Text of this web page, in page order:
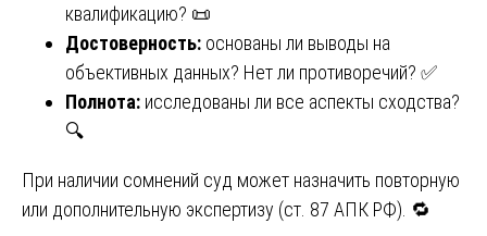
квалификацию? 📜
Достоверность: основаны ли выводы на
объективных данных? Нет ли противоречий? ✅
Полнота: исследованы ли все аспекты сходства?
🔍
При наличии сомнений суд может назначить повторную
или дополнительную экспертизу (ст. 87 АПК РФ). 🔁